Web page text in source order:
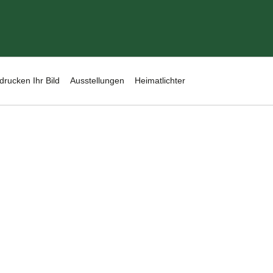
Ihr Bild Ausstellungen Heimatlichter